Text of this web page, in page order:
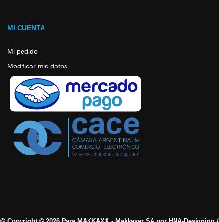
MI CUENTA
Mi pedido
Modificar mis datos